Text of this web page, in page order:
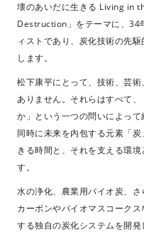
壊のあいだに生きる Living in
Destruction」をテーマに、34
ィストであり、炭化技術の先
します。
松下康平にとって、技術、芸
ありません。それらはすべて
か」という一つの問いによって
同時に未来を内包する元素「
きる時間と、それを支える環
す。
水の浄化、農業用バイオ炭、
カーボンやバイオマスコーク
する独自の炭化システムを開